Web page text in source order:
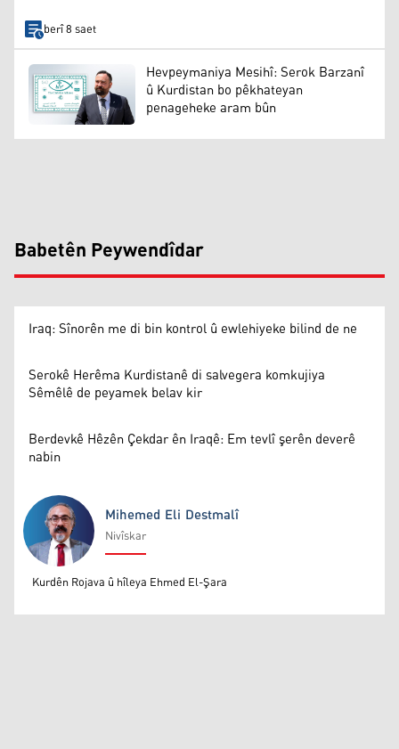
berî 8 saet
Hevpeymaniya Mesihî: Serok Barzanî
û Kurdistan bo pêkhateyan
penageheke aram bûn
Babetên Peywendîdar
Iraq: Sînorên me di bin kontrol û ewlehiyeke bilind de ne
Serokê Herêma Kurdistanê di salvegera komkujiya
Sêmêlê de peyamek belav kir
Berdevkê Hêzên Çekdar ên Iraqê: Em tevlî şerên deverê
nabin
Mihemed Eli Destmalî
Mihemed Eli Destmalî
Nivîskar
Kurdên Rojava û hîleya Ehmed El-Şara